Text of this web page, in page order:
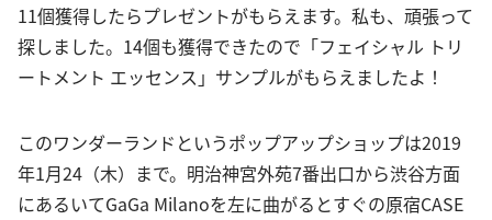
11個獲得したらプレゼントがもらえます。私も、頑張って
探しました。14個も獲得できたので「フェイシャル トリ
ートメント エッセンス」サンプルがもらえましたよ！
このワンダーランドというポップアップショップは2019
年1月24（木）まで。明治神宮外苑7番出口から渋谷方面
にあるいてGaGa Milanoを左に曲がるとすぐの原宿CASE